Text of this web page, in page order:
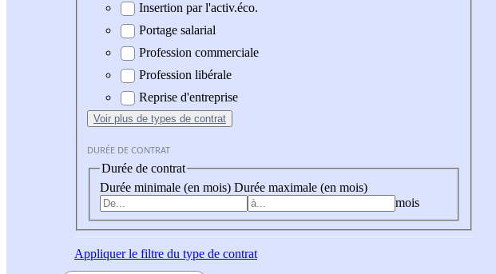
Insertion par l'activ.éco.
Portage salarial
Profession commerciale
Profession libérale
Reprise d'entreprise
Voir plus de types de contrat
DURÉE DE CONTRAT
Durée de contrat
Durée minimale (en mois) Durée maximale (en mois)
mois
Appliquerle filtre du type de contrat